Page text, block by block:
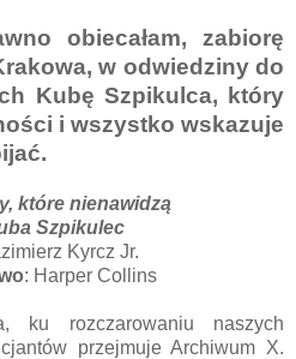
obiecałam, zabiorę
w odwiedziny do
Kubę Szpikulca, który
i wszystko wskazuje
które nienawidzą
Szpikulec
Kyrcz Jr.
: Harper Collins
ku rozczarowaniu naszych
przejmuje Archiwum X.